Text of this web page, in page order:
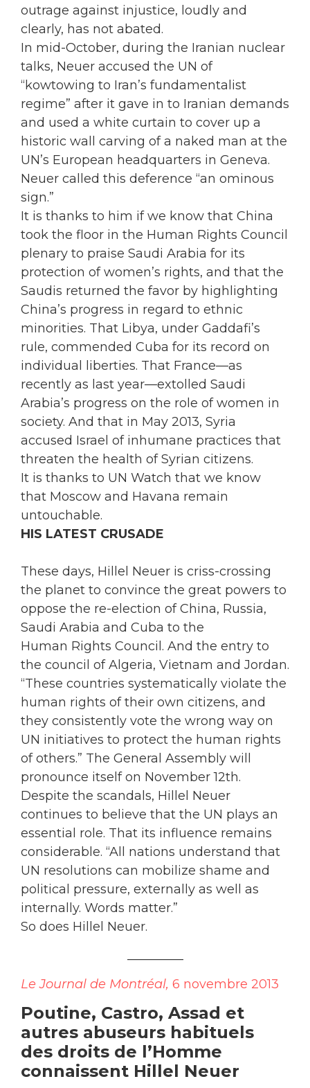
outrage against injustice, loudly and
clearly, has not abated.
In mid-October, during the Iranian nuclear
talks, Neuer accused the UN of
“kowtowing to Iran’s fundamentalist
regime” after it gave in to Iranian demands
and used a white curtain to cover up a
historic wall carving of a naked man at the
UN’s European headquarters in Geneva.
Neuer called this deference “an ominous
sign.”
It is thanks to him if we know that China
took the floor in the Human Rights Council
plenary to praise Saudi Arabia for its
protection of women’s rights, and that the
Saudis returned the favor by highlighting
China’s progress in regard to ethnic
minorities. That Libya, under Gaddafi’s
rule, commended Cuba for its record on
individual liberties. That France—as
recently as last year—extolled Saudi
Arabia’s progress on the role of women in
society. And that in May 2013, Syria
accused Israel of inhumane practices that
threaten the health of Syrian citizens.
It is thanks to UN Watch that we know
that Moscow and Havana remain
untouchable.
HIS LATEST CRUSADE
These days, Hillel Neuer is criss-crossing
the planet to convince the great powers to
oppose the re-election of China, Russia,
Saudi Arabia and Cuba to the
Human Rights Council. And the entry to
the council of Algeria, Vietnam and Jordan.
“These countries systematically violate the
human rights of their own citizens, and
they consistently vote the wrong way on
UN initiatives to protect the human rights
of others.” The General Assembly will
pronounce itself on November 12th.
Despite the scandals, Hillel Neuer
continues to believe that the UN plays an
essential role. That its influence remains
considerable. “All nations understand that
UN resolutions can mobilize shame and
political pressure, externally as well as
internally. Words matter.”
So does Hillel Neuer.
Le Journal de Montréal, 6 novembre 2013
Poutine, Castro, Assad et
autres abuseurs habituels
des droits de l’Homme
connaissent Hillel Neuer